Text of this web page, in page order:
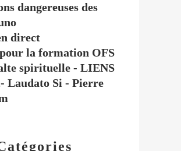
dangereuses des
direct
pour la formation OFS
spirituelle - LIENS
Laudato Si - Pierre